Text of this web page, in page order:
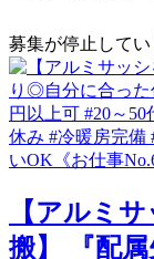
募集が停止してい
【アルミ
搬】 『配